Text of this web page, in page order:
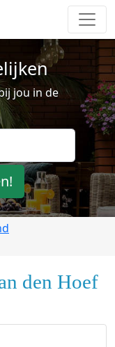
jou in de
den Hoef